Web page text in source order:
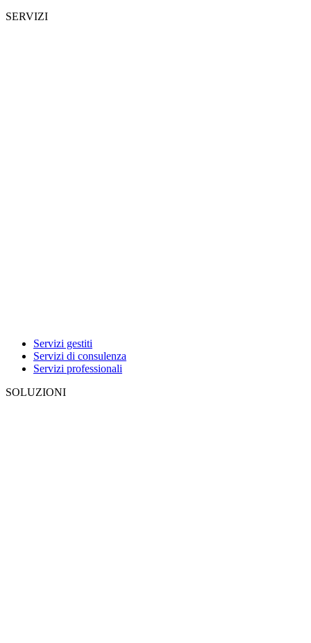
SERVIZI
Servizi gestiti
Servizi di consulenza
Servizi professionali
SOLUZIONI